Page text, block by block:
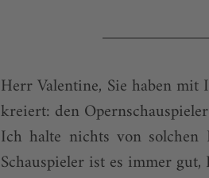
Herr Valentine, Sie haben
kreiert: den
Ich halte nichts von
Schauspieler ist es immer